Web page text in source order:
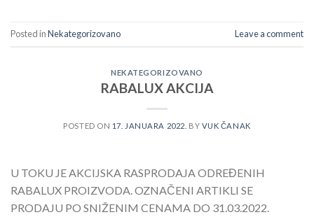
Posted inNekategorizovano Leave a comment
NEKATEGORIZOVANO
RABALUX AKCIJA
POSTED ON 17. JANUARA 2022. BY VUK ČANAK
U TOKU JE AKCIJSKA RASPRODAJA ODREĐENIH
RABALUX PROIZVODA. OZNAČENI ARTIKLI SE
PRODAJU PO SNIŽENIM CENAMA DO 31.03.2022.